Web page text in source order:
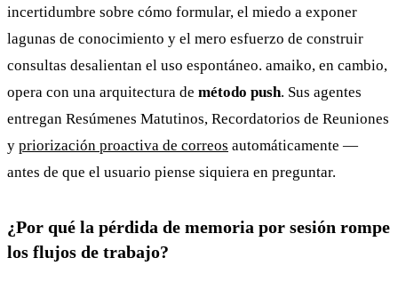
incertidumbre sobre cómo formular, el miedo a exponer
lagunas de conocimiento y el mero esfuerzo de construir
consultas desalientan el uso espontáneo. amaiko, en cambio,
opera con una arquitectura de método push. Sus agentes
entregan Resúmenes Matutinos, Recordatorios de Reuniones
y priorización proactiva de correos automáticamente —
antes de que el usuario piense siquiera en preguntar.
¿Por qué la pérdida de memoria por sesión rompe
los flujos de trabajo?